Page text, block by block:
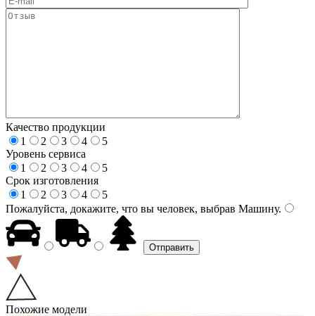
Качество продукции
1
2 3 4
5
Уровень сервиса
1
2 3 4
5
Срок изготовления
1
2 3 4
5
Пожалуйста, докажите, что вы человек, выбрав Машину.
Похожие модели